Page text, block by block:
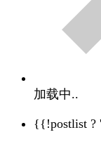
加载中..
{{!postlist ?